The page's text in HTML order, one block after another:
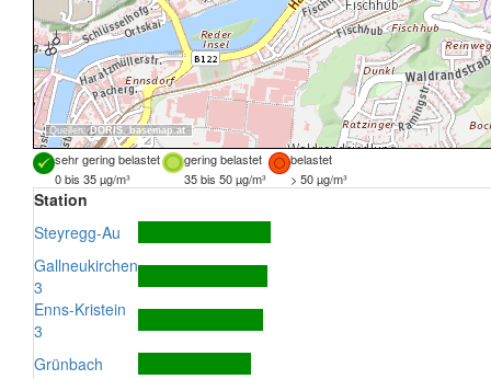
Quellen:DORIS, basemap.at
sehr gering belastet gering belastet
belastet
0 bis 35 µg/m³
35 bis 50 µg/m³ > 50 µg/m³
Station
Steyregg-Au
Gallneukirchen
3
Enns-Kristein
3
Grünbach